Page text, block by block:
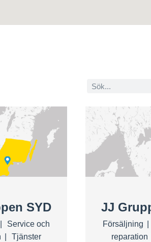
SYD
Service och
Tjänster
JJ
Försäljning
reparation